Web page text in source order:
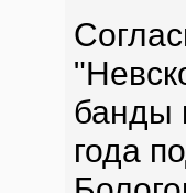
банды
года